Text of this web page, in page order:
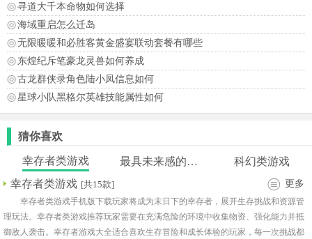
寻道大千本命物如何选择
海域重启怎么迁岛
无限暖暖和必胜客黄金盛宴联动套餐有哪些
东煌纪斥笔豪龙灵兽如何养成
古龙群侠录角色陆小凤信息如何
星球小队黑格尔英雄技能属性如何
猜你喜欢
幸存者类游戏 最具未来感的游戏
科幻类游戏
幸存者类游戏 [共15款] 更多
幸存者类游戏手机版下载玩家将成为末日下的幸存者，展开生存挑战和资源管
理玩法。幸存者类游戏推荐玩家需要在充满危险的环境中收集物资、强化能力并抵
御敌人袭击。幸存者游戏大全适合喜欢生存冒险和成长体验的玩家，每一次挑战都